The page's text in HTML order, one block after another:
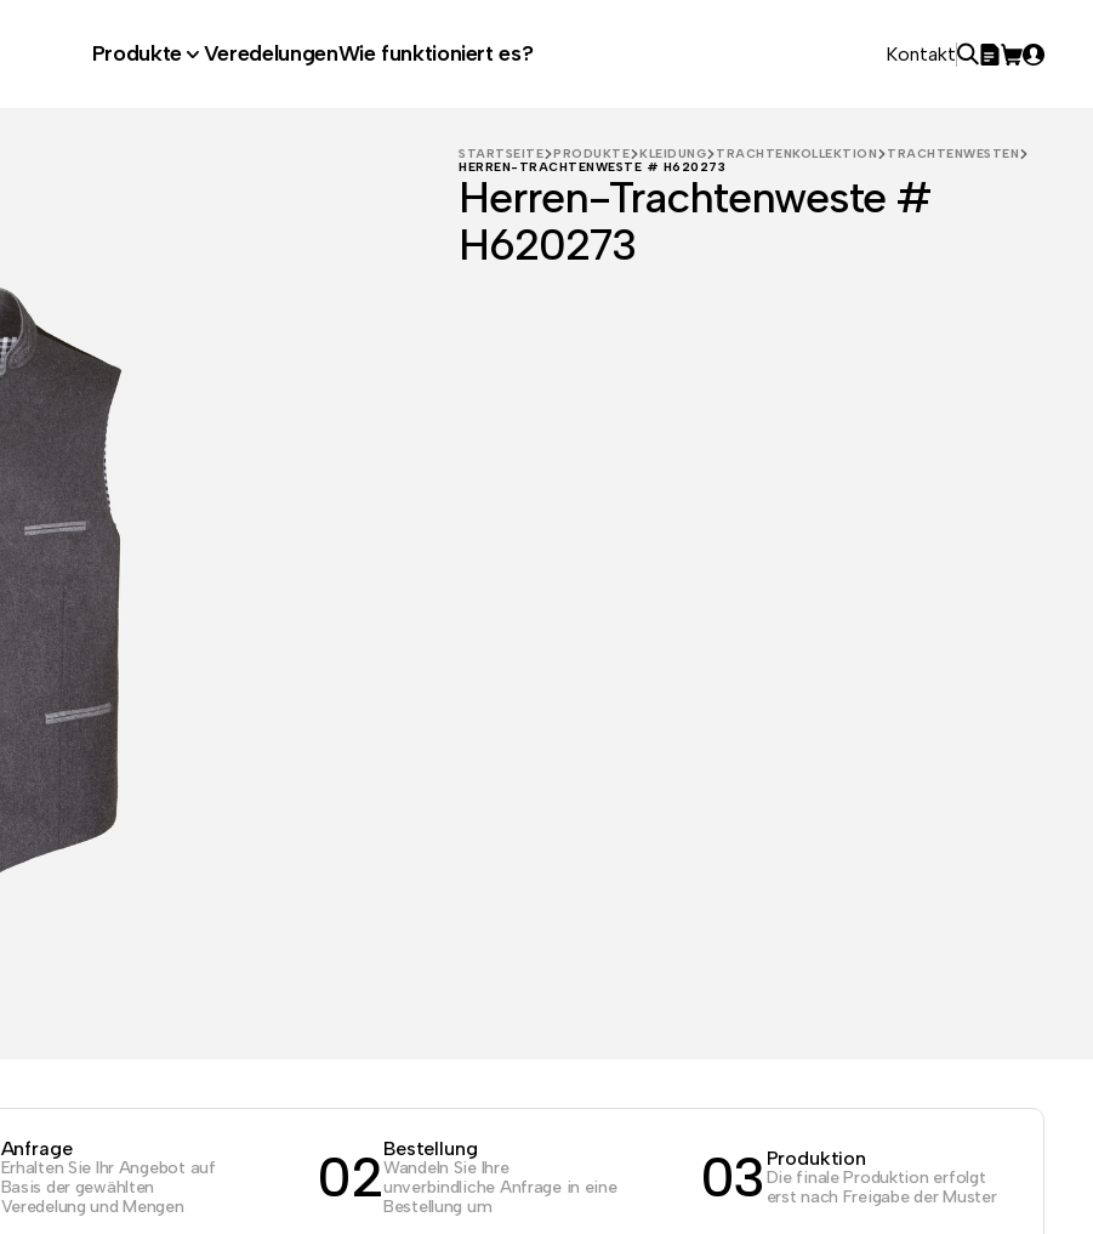
Produkte VeredelungenWie funktioniert es? Kontakt
STARTSEITE PRODUKTE KLEIDUNG TRACHTENKOLLEKTION
TRACHTENWESTEN
HERREN-TRACHTENWESTE # H620273
Herren-Trachtenweste #
H620273
Anfrage
Erhalten Sie Ihr Angebot auf
Basis der gewählten
Veredelung und Mengen
02Bestellung
Wandeln Sie Ihre
unverbindliche Anfrage in eine
Bestellung um
03 Produktion
Die finale Produktion erfolgt
erst nach Freigabe der Muster